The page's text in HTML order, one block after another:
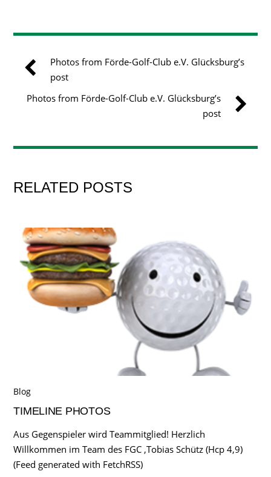
Photos from Förde-Golf-Club e.V. Glücksburg’s
post
Photos from Förde-Golf-Club e.V. Glücksburg’s
post
RELATED POSTS
Blog
TIMELINE PHOTOS
Aus Gegenspieler wird Teammitglied! Herzlich
Willkommen im Team des FGC ,Tobias Schütz (Hcp 4,9)
(Feed generated with FetchRSS)